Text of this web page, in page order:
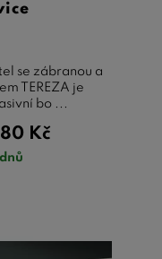
se zábranou a
TEREZA je
bo ...
Kč